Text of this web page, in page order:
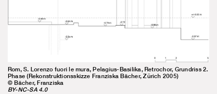
Rom, S. Lorenzo fuori le mura, Pelagius-Basilika, Retrochor, Grundriss 2.
Phase (Rekonstruktionsskizze Franziska Bächer, Zürich 2005)
© Bächer, Franziska
BY-NC-SA 4.0